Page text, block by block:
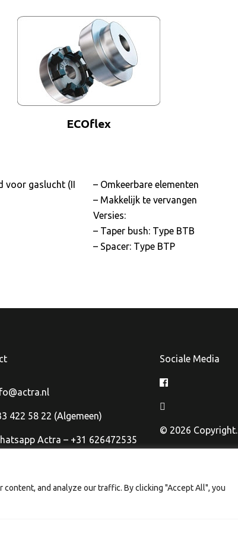
and analyze our traffic. By clicking "Accept All", you
ECOflex
voor gaslucht (II
– Omkeerbare elementen
– Makkelijk te vervangen
Versies:
– Taper bush: Type BTB
– Spacer: Type BTP
422 58 22 (Algemeen)
Actra – +31 626472535
Sociale Media
© 2026 Copyright.